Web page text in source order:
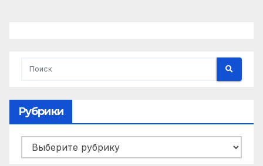
Рубрики
Рубрики